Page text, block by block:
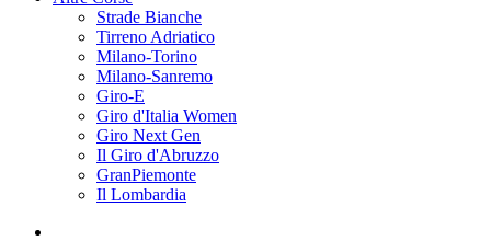
Strade Bianche
Tirreno Adriatico
Milano-Torino
Milano-Sanremo
Giro-E
Giro d'Italia Women
Giro Next Gen
Il Giro d'Abruzzo
GranPiemonte
Il Lombardia